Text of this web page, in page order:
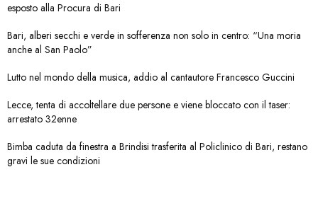
esposto alla Procura di Bari
Bari, alberi secchi e verde in sofferenza non solo in centro: “Una moria
anche al San Paolo”
Lutto nel mondo della musica, addio al cantautore Francesco Guccini
Lecce, tenta di accoltellare due persone e viene bloccato con il taser:
arrestato 32enne
Bimba caduta da finestra a Brindisi trasferita al Policlinico di Bari, restano
gravi le sue condizioni